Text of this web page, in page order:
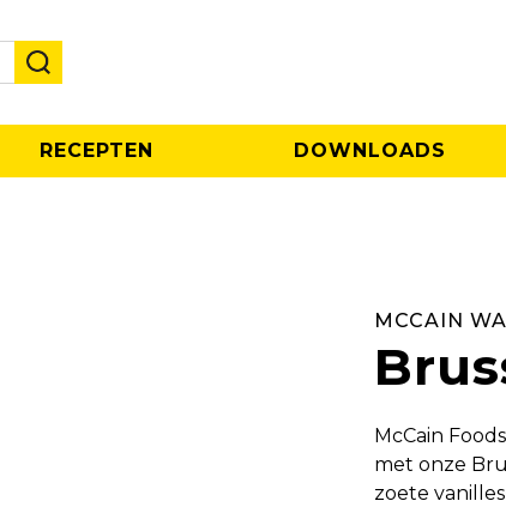
RECEPTEN DOWNLOADS
MCCAIN
McCain
met onze
zoete